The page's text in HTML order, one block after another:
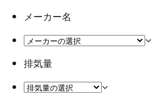
メーカー名
排気量